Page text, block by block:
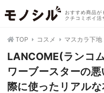
おすすめ商品が
クチコミポイ活
TOP コスメ マスカラ下地
LANCOME(ランコ
ワーブースターの
際に使ったリアル